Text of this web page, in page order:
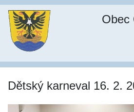
Obec
Dětský karneval 16. 2.